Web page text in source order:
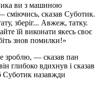
ви з машиною
сміючись, сказав Суботик.
зберіг... Авжеж, татку.
їй виконати якесь своє
знов помилки!»
зроблю, — сказав пан
глибоко вдихнув і сказав
Суботик назавжди